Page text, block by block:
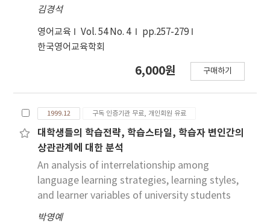
김경석
영어교육 Vol. 54 No. 4
pp.257-279
한국영어교육학회
6,000원 구매하기
1999.12 구독 인증기관 무료, 개인회원 유료
대학생들의 학습전략, 학습스타일, 학습자 변인간의
상관관계에 대한 분석
An analysis of interrelationship among
language learning strategies, learning styles,
and learner variables of university students
박영예